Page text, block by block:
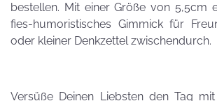
bestellen. Mit einer Größe von 5,5cm
fies-humoristisches Gimmick für
oder kleiner Denkzettel zwischendurch.
Versüße Deinen Liebsten den Tag